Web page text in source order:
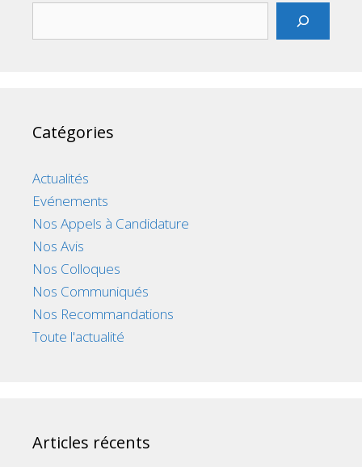
Catégories
Actualités
Evénements
Nos Appels à Candidature
Nos Avis
Nos Colloques
Nos Communiqués
Nos Recommandations
Toute l'actualité
Articles récents